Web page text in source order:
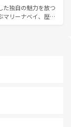
々、仏教を中心とし
れる旅人を魅了し続
も魅力。息をのむよ
を存分に楽しみ尽く
た独自の魅力を放つ
マリーナベイ、歴史
外せないスポット